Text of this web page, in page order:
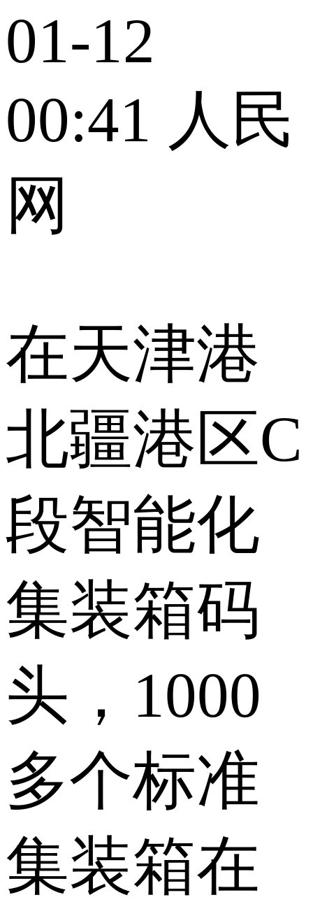
01-12
00:41 人民
网
在天津港
北疆港区C
段智能化
集装箱码
头，1000
多个标准
集装箱在